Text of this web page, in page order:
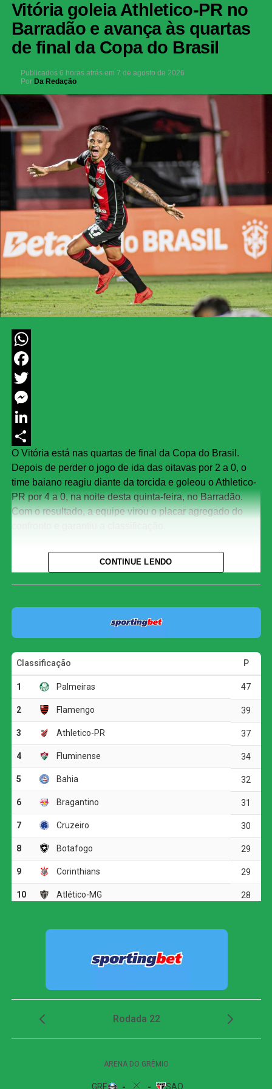
Vitória goleia Athletico-PR no
Barradão e avança às quartas
de final da Copa do Brasil
Publicados 6 horas atrás em 7 de agosto de 2026
Por Da Redação
WhatsApp
Facebook
Twitter
Messenger
LinkedIn
Share
O Vitória está nas quartas de final da Copa do Brasil.
Depois de perder o jogo de ida das oitavas por 2 a 0, o
time baiano reagiu diante da torcida e goleou o Athletico-
PR por 4 a 0, na noite desta quinta-feira, no Barradão.
Com o resultado, a equipe virou o placar agregado do
Renê foi o destaque da partida ao marcar duas vezes.
Erick e Marinho completaram a goleada do Vitória.
conhecido em sorteio realizado pela Confederação
Brasileira de Futebol (CBF) na próxima terça-feira, às 11h
(de Brasília), na sede da entidade, no Rio de Janeiro.
Além dos confrontos das quartas de final, o sorteio
também definirá os mandos de campo.
O jogo
O Vitória precisou de apenas dez minutos para abrir o
placar. Baralhas recebeu a bola próximo à meia-lua e
finalizou colocado. O goleiro Santos não conseguiu
Renê aproveitou o rebote e empurrou para as redes.
O Athletico-PR tentou responder aos 15 minutos.
Mendoza acionou Viveros, que avançou pela esquerda e
cruzou rasteiro para Gilberto. O atacante chegou batendo
de primeira, mas mandou por cima. Dois minutos depois,
Viveros recebeu novamente em boa posição, desta vez
pelo lado direito, e finalizou acima do gol defendido por
Lucas Arcanjo.
Vitória goleia Athletico-PR no Barradão e avança
mas Santos defendeu sem dificuldade. Já nos
Erick recebeu na ponta direita, cortou Luiz Gustavo para
dentro e bateu de esquerda, sem dar chances ao goleiro
CONTINUE LENDO